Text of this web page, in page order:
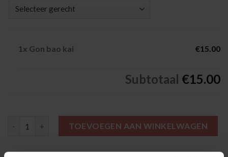
1x Gon bao kai €15.00
Subtotaal €15.00
Gon bao kai aantalTOEVOEGEN AAN WINKELWAGEN